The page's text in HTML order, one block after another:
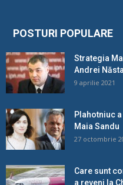
POSTURI POPULARE
Strategia
Andrei
9 aprilie 2021
Plahotniuc
Maia Sandu
27 octombrie
Care sunt
a reveni la